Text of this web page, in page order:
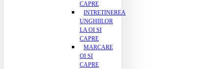
CAPRE
INTRETINEREA
UNGHIILOR
LA OI SI
CAPRE
MARCARE
OI SI
CAPRE